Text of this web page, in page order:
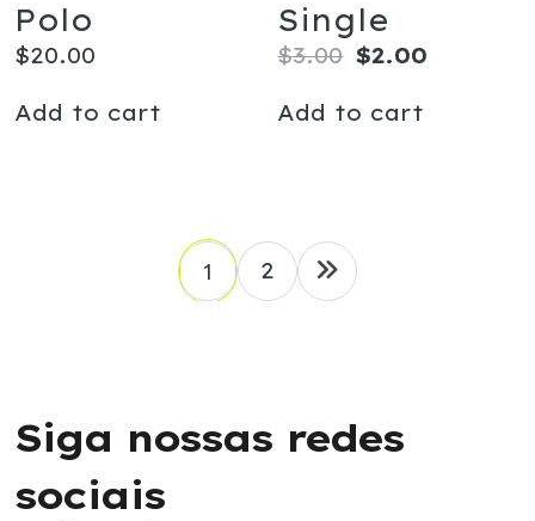
Polo
$20.00
Add to cart
Single
$3.00 $2.00
Add to cart
1 2
Siga nossas redes
sociais